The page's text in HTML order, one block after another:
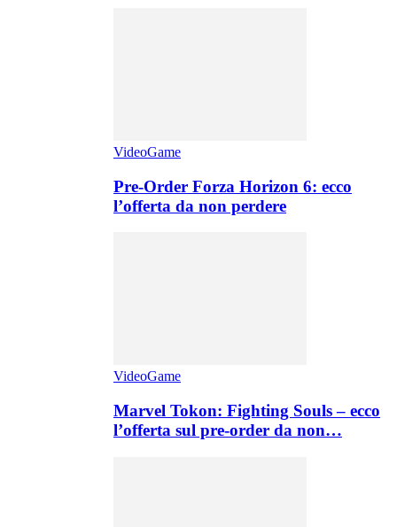
VideoGame
Pre-Order Forza Horizon 6: ecco
l’offerta da non perdere
VideoGame
Marvel Tokon: Fighting Souls – ecco
l’offerta sul pre-order da non…